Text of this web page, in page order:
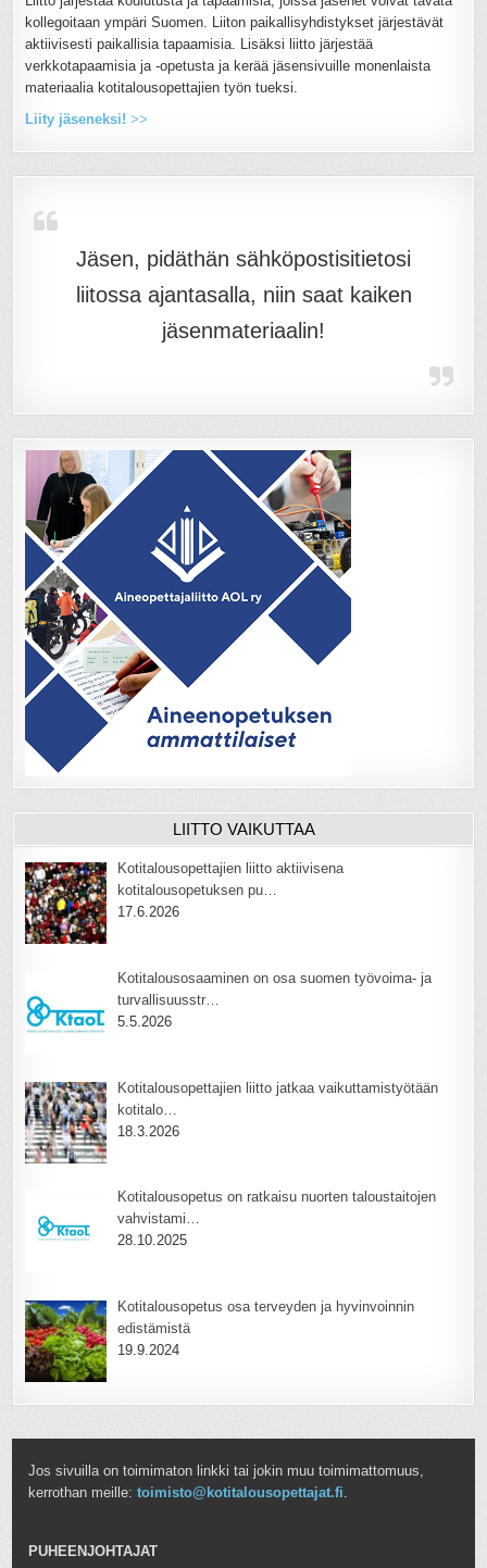
kollegoitaan ympäri Suomen. Liiton paikallisyhdistykset järjestävät
aktiivisesti paikallisia tapaamisia. Lisäksi liitto järjestää
verkkotapaamisia ja -opetusta ja kerää jäsensivuille monenlaista
materiaalia kotitalousopettajien työn tueksi.
Liity jäseneksi! >>
Jäsen, pidäthän sähköpostisitietosi
liitossa ajantasalla, niin saat kaiken
jäsenmateriaalin!
LIITTO VAIKUTTAA
Kotitalousopettajien liitto aktiivisena
kotitalousopetuksen pu…
17.6.2026
Kotitalousosaaminen on osa suomen työvoima- ja
turvallisuusstr…
5.5.2026
Kotitalousopettajien liitto jatkaa vaikuttamistyötään
kotitalo…
18.3.2026
Kotitalousopetus on ratkaisu nuorten taloustaitojen
vahvistami…
28.10.2025
Kotitalousopetus osa terveyden ja hyvinvoinnin
edistämistä
19.9.2024
Jos sivuilla on toimimaton linkki tai jokin muu toimimattomuus,
kerrothan meille:toimisto@kotitalousopettajat.fi
PUHEENJOHTAJAT